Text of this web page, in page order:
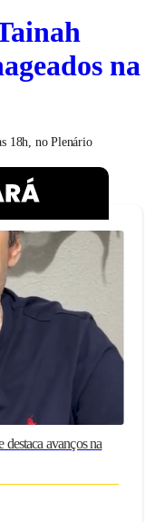
na
18h, no Plenário
avanços na